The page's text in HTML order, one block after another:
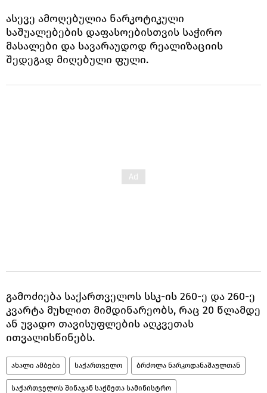
ასევე ამოღებულია ნარკოტიკული
საშუალებების დაფასოებისთვის საჭირო
მასალები და სავარაუდოდ რეალიზაციის
შედეგად მიღებული ფული.
გამოძიება საქართველოს სსკ-ის 260-ე და 260-ე
კვარტა მუხლით მიმდინარეობს, რაც 20 წლამდე
ან უვადო თავისუფლების აღკვეთას
ითვალისწინებს.
ახალი ამბები საქართველო ბრძოლა ნარკოდანაშაულთან
საქართველოს შინაგან საქმეთა სამინისტრო